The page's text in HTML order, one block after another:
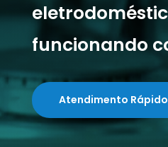
funcionando
Atendimento Rápido